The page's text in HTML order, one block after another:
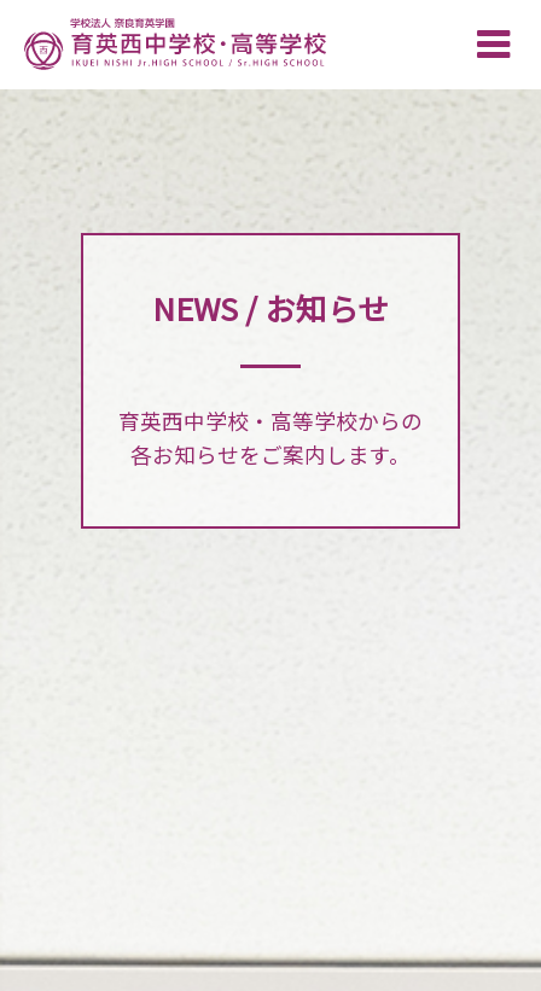
Toggle
NEWS / お知らせ
育英西中学校・高等学校からの
各お知らせをご案内します。